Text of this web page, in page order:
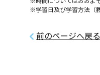
※学習日及び学習方法（
前のページへ戻る